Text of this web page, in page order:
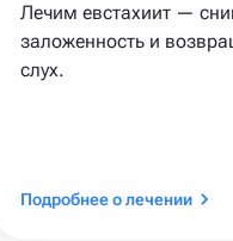
Лечим евстахиит —
заложенность и
слух.
Подробнее о лечении